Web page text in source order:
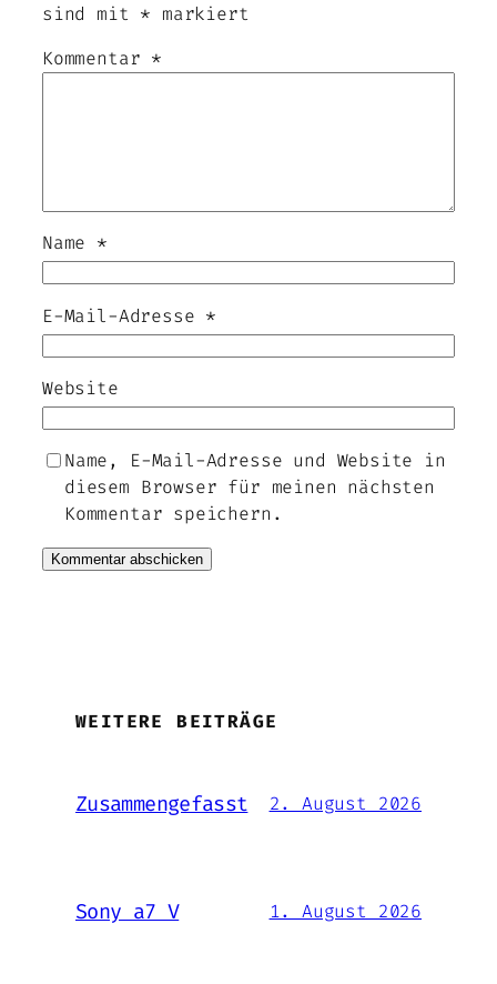
sind mit * markiert
Kommentar *
Name *
E-Mail-Adresse *
Website
Name, E-Mail-Adresse und Website in
diesem Browser für meinen nächsten
Kommentar speichern.
WEITERE BEITRÄGE
Zusammengefasst 2. August 2026
Sony a7 V 1. August 2026